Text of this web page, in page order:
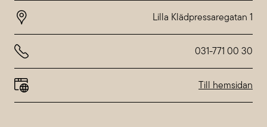
031-771 00 30
Till hemsidan